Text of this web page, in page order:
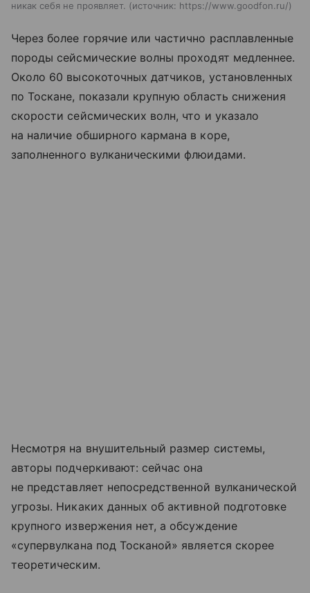
никак себя не проявляет. источник: https://www.goodfon.ru/
Через более горячие или частично расплавленные
породы сейсмические волны проходят медленнее.
Около 60 высокоточных датчиков, установленных
по Тоскане, показали крупную область снижения
скорости сейсмических волн, что и указало
на наличие обширного кармана в коре,
заполненного вулканическими флюидами.
Несмотря на внушительный размер системы,
авторы подчеркивают: сейчас она
не представляет непосредственной вулканической
угрозы. Никаких данных об активной подготовке
крупного извержения нет, а обсуждение
«супервулкана под Тосканой» является скорее
теоретическим.